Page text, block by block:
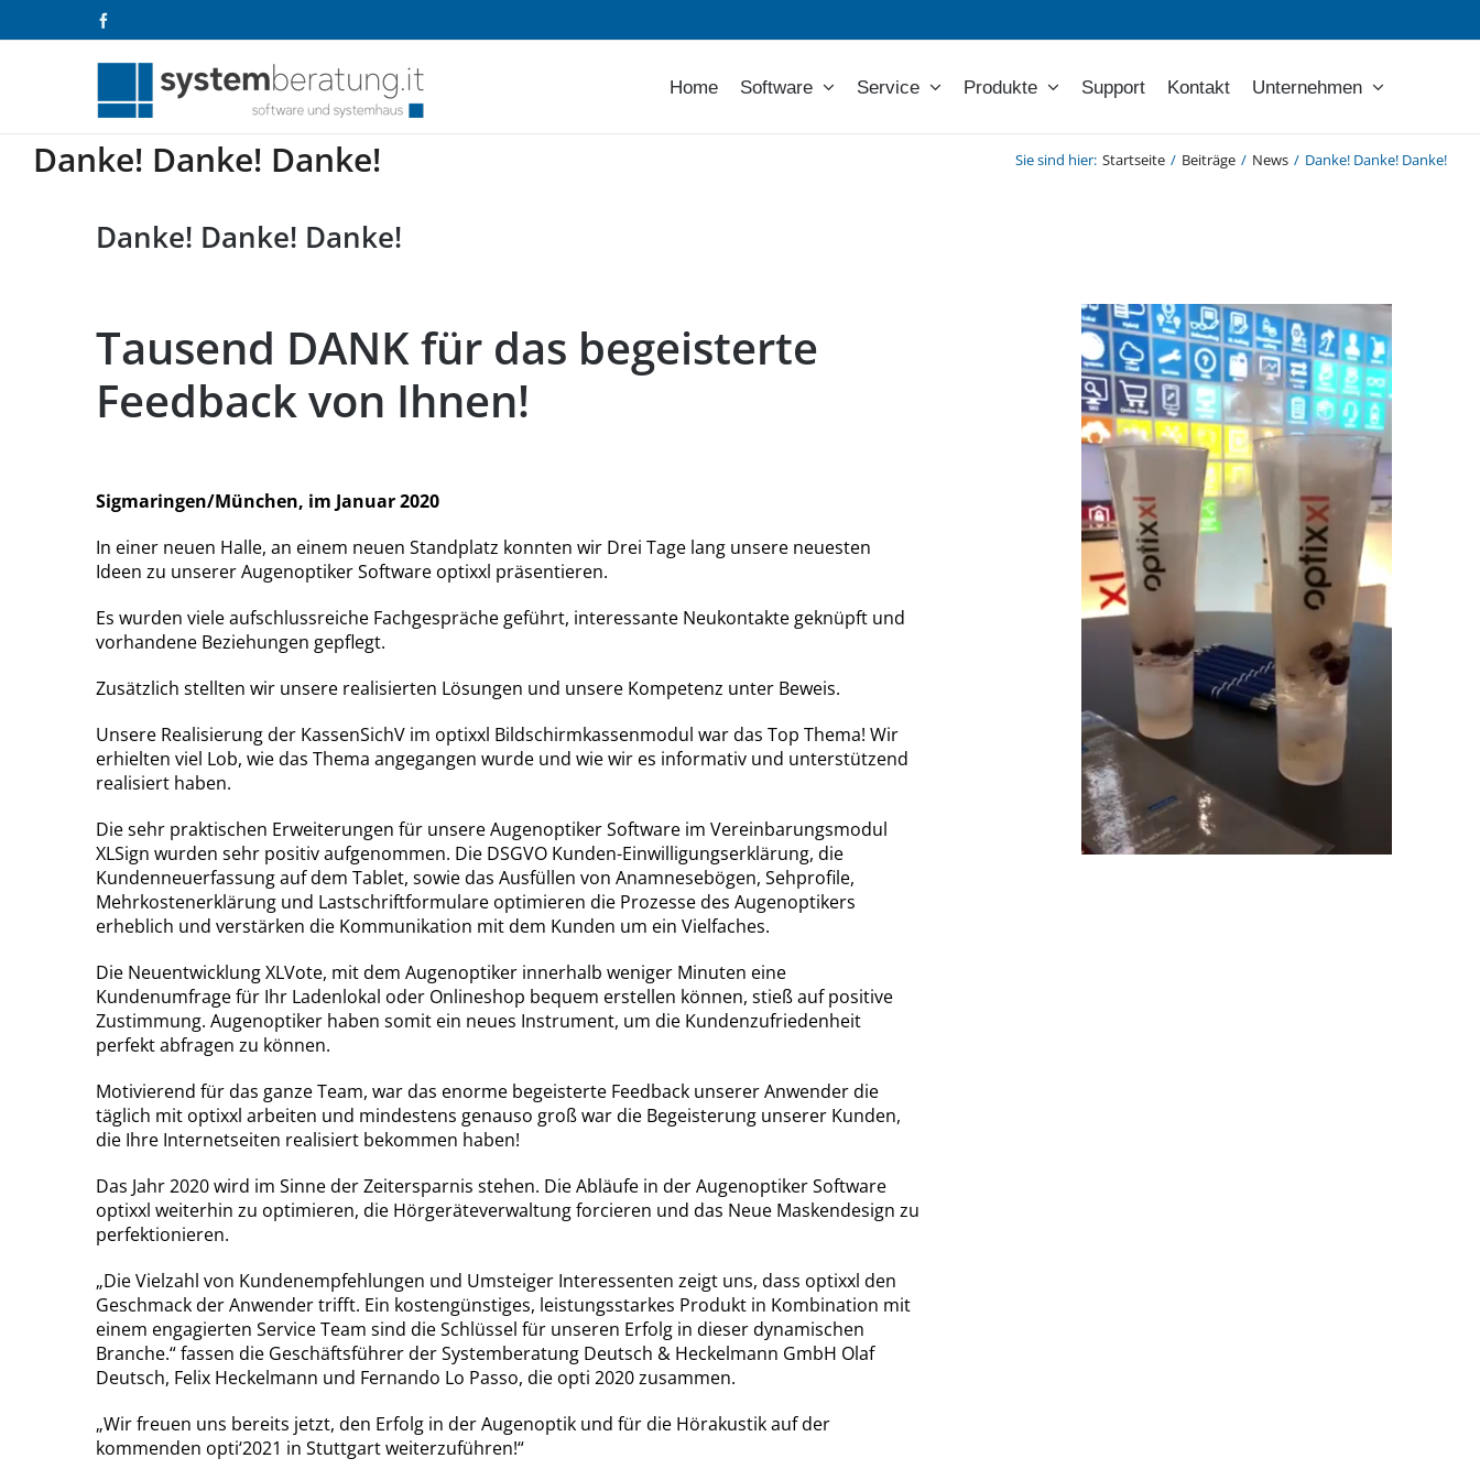
Inhalt
Home Software Service Produkte Support Kontakt Unternehmen
Danke! Danke! Danke! Sie sind hier: Startseite / Beiträge / News / Danke! Danke! Danke!
Danke! Danke! Danke!
Tausend DANK für das begeisterte
Feedback von Ihnen!
Sigmaringen/München, im Januar 2020
In einer neuen Halle, an einem neuen Standplatz konnten wir Drei Tage lang unsere neuesten
Ideen zu unserer Augenoptiker Software optixxl präsentieren.
Es wurden viele aufschlussreiche Fachgespräche geführt, interessante Neukontakte geknüpft und
vorhandene Beziehungen gepflegt.
Zusätzlich stellten wir unsere realisierten Lösungen und unsere Kompetenz unter Beweis.
Unsere Realisierung der KassenSichV im optixxl Bildschirmkassenmodul war das Top Thema! Wir
erhielten viel Lob, wie das Thema angegangen wurde und wie wir es informativ und unterstützend
realisiert haben.
Die sehr praktischen Erweiterungen für unsere Augenoptiker Software im Vereinbarungsmodul
XLSign wurden sehr positiv aufgenommen. Die DSGVO Kunden-Einwilligungserklärung, die
Kundenneuerfassung auf dem Tablet, sowie das Ausfüllen von Anamnesebögen, Sehprofile,
Mehrkostenerklärung und Lastschriftformulare optimieren die Prozesse des Augenoptikers
erheblich und verstärken die Kommunikation mit dem Kunden um ein Vielfaches.
Die Neuentwicklung XLVote, mit dem Augenoptiker innerhalb weniger Minuten eine
Kundenumfrage für Ihr Ladenlokal oder Onlineshop bequem erstellen können, stieß auf positive
Zustimmung. Augenoptiker haben somit ein neues Instrument, um die Kundenzufriedenheit
perfekt abfragen zu können.
Motivierend für das ganze Team, war das enorme begeisterte Feedback unserer Anwender die
täglich mit optixxl arbeiten und mindestens genauso groß war die Begeisterung unserer Kunden,
die Ihre Internetseiten realisiert bekommen haben!
Das Jahr 2020 wird im Sinne der Zeitersparnis stehen. Die Abläufe in der Augenoptiker Software
optixxl weiterhin zu optimieren, die Hörgeräteverwaltung forcieren und das Neue Maskendesign zu
perfektionieren.
„Die Vielzahl von Kundenempfehlungen und Umsteiger Interessenten zeigt uns, dass optixxl den
Geschmack der Anwender trifft. Ein kostengünstiges, leistungsstarkes Produkt in Kombination mit
einem engagierten Service Team sind die Schlüssel für unseren Erfolg in dieser dynamischen
Branche.“ fassen die Geschäftsführer der Systemberatung Deutsch & Heckelmann GmbH Olaf
Deutsch, Felix Heckelmann und Fernando Lo Passo, die opti 2020 zusammen.
„Wir freuen uns bereits jetzt, den Erfolg in der Augenoptik und für die Hörakustik auf der
kommenden opti‘2021 in Stuttgart weiterzuführen!“